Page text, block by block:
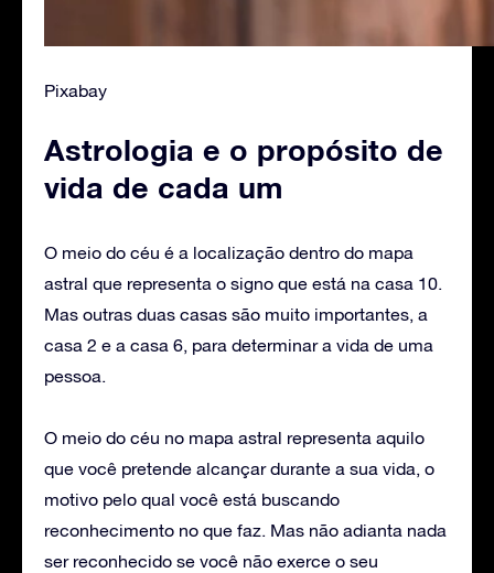
Pixabay
Astrologia e o propósito de
vida de cada um
O meio do céu é a localização dentro do mapa
astral que representa o signo que está na casa 10.
Mas outras duas casas são muito importantes, a
casa 2 e a casa 6, para determinar a vida de uma
pessoa.
O meio do céu no mapa astral representa aquilo
que você pretende alcançar durante a sua vida, o
motivo pelo qual você está buscando
reconhecimento no que faz. Mas não adianta nada
ser reconhecido se você não exerce o seu